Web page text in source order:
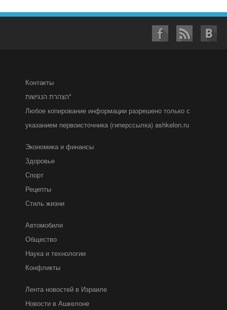
Контакты
הצהרת הנגישות*
Любое копирование информации разрешено только с
указанием первоисточника (гиперссылка) ashkelon.ru
Экономика и финансы
Здоровье
Спорт
Рецепты
Стиль жизни
Автомобили
Общество
Наука и технологии
Конфликты
Лента новостей в Израиле
Новости в Ашкелоне